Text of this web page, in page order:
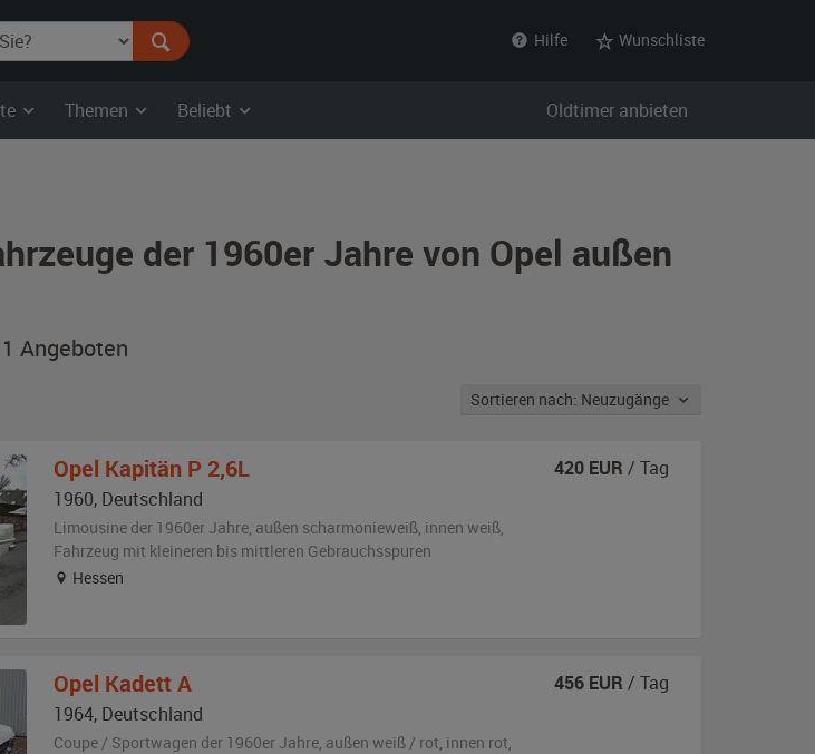
Hilfe Wunschliste
Themen Beliebt Oldtimer anbieten
der 1960er Jahre von Opel außen
Angeboten
Sortieren nach: Neuzugänge
Opel Kapitän P 2,6L
1960, Deutschland
Limousine der 1960er Jahre, außen scharmonieweiß, innen weiß,
Fahrzeug mit kleineren bis mittleren Gebrauchsspuren
Hessen
420 EUR / Tag
Opel Kadett A
1964, Deutschland
Coupe / Sportwagen der 1960er Jahre, außen weiß / rot, innen rot,
456 EUR / Tag